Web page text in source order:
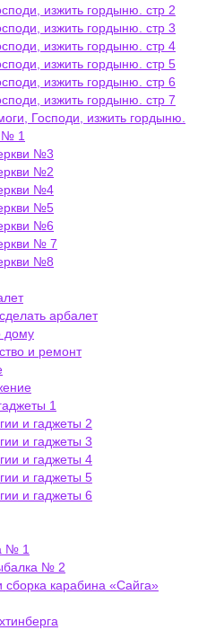
изжить гордыню. стр 2
изжить гордыню. стр 3
изжить гордыню. стр 4
изжить гордыню. стр 5
изжить гордыню. стр 6
изжить гордыню. стр 7
Господи, изжить гордыню.
№ 1
№3
№2
№4
№5
№6
№ 7
№8
арбалет
дому
и ремонт
1
и гаджеты 2
и гаджеты 3
и гаджеты 4
и гаджеты 5
и гаджеты 6
№ 1
№ 2
сборка карабина «Сайга»